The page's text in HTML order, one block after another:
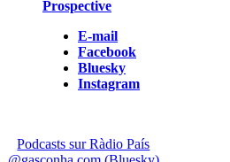
Prospective
E-mail
Facebook
Bluesky
Instagram
Podcasts sur Ràdio País